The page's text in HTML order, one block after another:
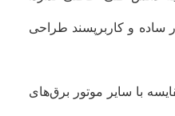
ساده و کاربرپسند طراحی
با سایر موتور برق‌های